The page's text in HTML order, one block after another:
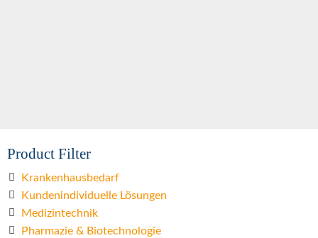
Product Filter
Krankenhausbedarf
Kundenindividuelle Lösungen
Medizintechnik
Pharmazie & Biotechnologie